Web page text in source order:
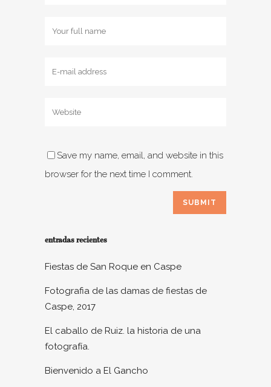
Save my name, email, and website in this
browser for the next time I comment.
entradas recientes
Fiestas de San Roque en Caspe
Fotografia de las damas de fiestas de
Caspe, 2017
El caballo de Ruiz. la historia de una
fotografía.
Bienvenido a El Gancho